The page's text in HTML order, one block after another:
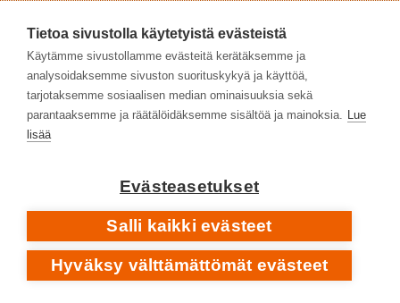
on tärkeä rooli seksillä robottien kanssa, naisten
emansipaatiolla sekä rodullisella ajattelulla. Ike Willis
on kertonut, että tarinan juoni muuttui koko ajan sitä
mukaan kun Zappalle tuli uusia ideoita, jotka hän
sovitti perustarinaan. Täysin uutta musiikkia on
200 Motelsoli absurdiudessaan vielä jotenkin
kotikutoinen,Thing-Fishon selkeän postmoderni
yhdysvaltalaisten tapojen ja maneerien
ruumiinavaus.
Tietoa sivustolla käytetyistä evästeistä
Käytämme sivustollamme evästeitä kerätäksemme ja
analysoidaksemme sivuston suorituskykyä ja käyttöä,
tarjotaksemme sosiaalisen median ominaisuuksia sekä
parantaaksemme ja räätälöidäksemme sisältöä ja mainoksia. Lue
lisää
Evästeasetukset
Salli kaikki evästeet
Hyväksy välttämättömät evästeet